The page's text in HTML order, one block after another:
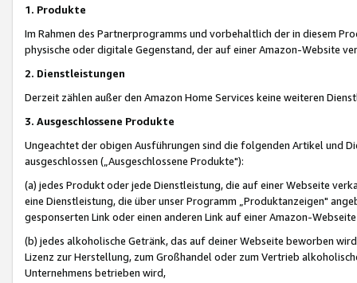
1. Produkte
Im Rahmen des Partnerprogramms und vorbehaltlich der in diesem
physische oder digitale Gegenstand, der auf einer Amazon-Website
2. Dienstleistungen
Derzeit zählen außer den Amazon Home Services keine weiteren
3. Ausgeschlossene Produkte
Ungeachtet der obigen Ausführungen sind die folgenden Artikel und
ausgeschlossen („Ausgeschlossene Produkte"):
(a) jedes Produkt oder jede Dienstleistung, die auf einer Webseite
eine Dienstleistung, die über unser Programm „Produktanzeigen"
gesponserten Link oder einen anderen Link auf einer Amazon-
(b) jedes alkoholische Getränk, das auf deiner Webseite beworben
Lizenz zur Herstellung, zum Großhandel oder zum Vertrieb
Unternehmens betrieben wird,